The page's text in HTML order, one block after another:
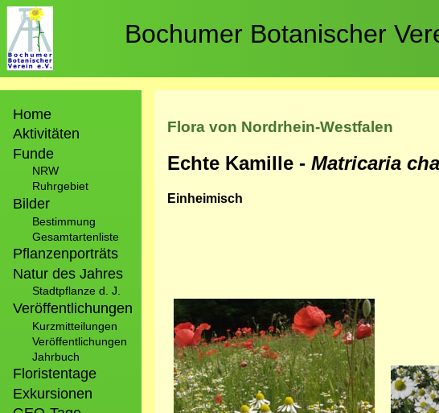
Direkt
zum
Inhalt
Bochumer Botanischer
Home
Aktivitäten
Funde
NRW
Ruhrgebiet
Bilder
Bestimmung
Gesamtartenliste
Pflanzenporträts
Natur des Jahres
Stadtpflanze d. J.
Veröffentlichungen
Kurzmitteilungen
Veröffentlichungen
Jahrbuch
Floristentage
Exkursionen
Flora von Nordrhein-Westfalen
Echte Kamille - Matricaria
Einheimisch
Bild
Bild